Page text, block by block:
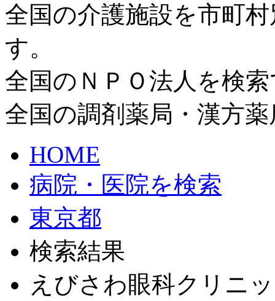
全国の介護施設を市町
す。
全国のＮＰＯ法人を検
全国の調剤薬局・漢方
HOME
病院・医院を検索
東京都
検索結果
えびさわ眼科クリニ